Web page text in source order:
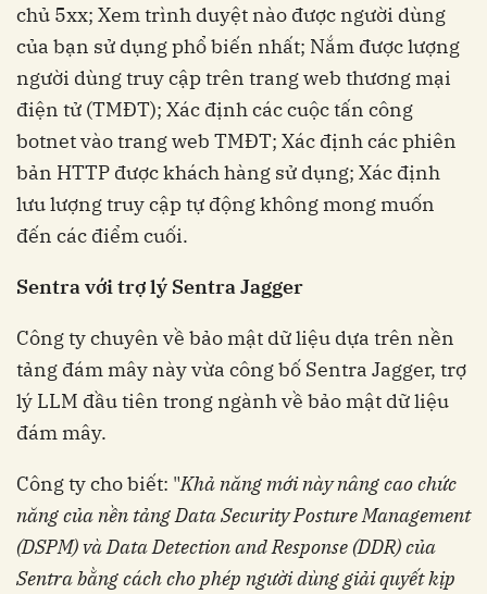
chủ 5xx; Xem trình duyệt nào được người dùng
của bạn sử dụng phổ biến nhất; Nắm được lượng
người dùng truy cập trên trang web thương mại
điện tử (TMĐT); Xác định các cuộc tấn công
botnet vào trang web TMĐT; Xác định các phiên
bản HTTP được khách hàng sử dụng; Xác định
lưu lượng truy cập tự động không mong muốn
đến các điểm cuối.
Sentra với trợ lý Sentra Jagger
Công ty chuyên về bảo mật dữ liệu dựa trên nền
tảng đám mây này vừa công bố Sentra Jagger, trợ
lý LLM đầu tiên trong ngành về bảo mật dữ liệu
đám mây.
Công ty cho biết: "Khả năng mới này nâng cao chức
năng của nền tảng Data Security Posture Management
(DSPM) và Data Detection and Response (DDR) của
Sentra bằng cách cho phép người dùng giải quyết kịp